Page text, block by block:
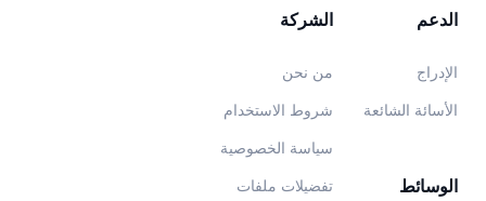
الشركة
من نحن
شروط الاستخدام
سياسة الخصوصية
تفضيلات ملفات
الدعم
الإدراج
الأسائة الشائعة
الوسائط